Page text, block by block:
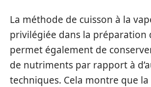
La méthode de cuisson à la
privilégiée dans la préparation
permet également de
de nutriments par rapport à
techniques. Cela montre que la